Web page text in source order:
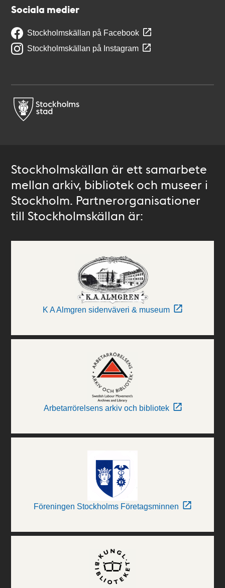
Sociala medier
Stockholmskällan på Facebook
Stockholmskällan på Instagram
Stockholmskällan är ett samarbete
mellan arkiv, bibliotek och museer i
Stockholm. Partnerorganisationer
till Stockholmskällan är:
K A Almgren sidenväveri & museum
Arbetarrörelsens arkiv och bibliotek
Föreningen Stockholms Företagsminnen